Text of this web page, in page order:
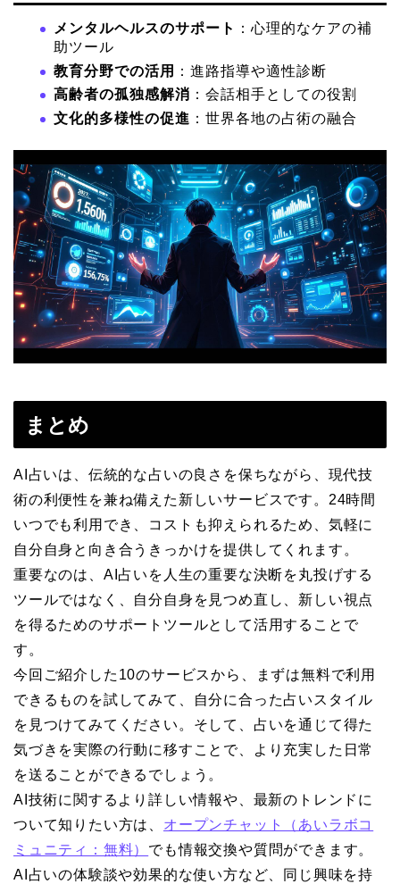
メンタルヘルスのサポート
：心理的なケアの補
助ツール
教育分野での活用
：進路指導や適性診断
高齢者の孤独感解消 ：会話相手としての役割
文化的多様性の促進 ：世界各地の占術の融合
まとめ
AI占いは、伝統的な占いの良さを保ちながら、現代技
術の利便性を兼ね備えた新しいサービスです。24時間
いつでも利用でき、コストも抑えられるため、気軽に
自分自身と向き合うきっかけを提供してくれます。
重要なのは、AI占いを人生の重要な決断を丸投げする
ツールではなく、自分自身を見つめ直し、新しい視点
を得るためのサポートツールとして活用することで
す。
今回ご紹介した10のサービスから、まずは無料で利用
できるものを試してみて、自分に合った占いスタイル
を見つけてみてください。そして、占いを通じて得た
気づきを実際の行動に移すことで、より充実した日常
を送ることができるでしょう。
AI技術に関するより詳しい情報や、最新のトレンドに
ついて知りたい方は、 オープンチャット（あいラボコ
ミュニティ：無料） でも情報交換や質問ができます。
AI占いの体験談や効果的な使い方など、同じ興味を持